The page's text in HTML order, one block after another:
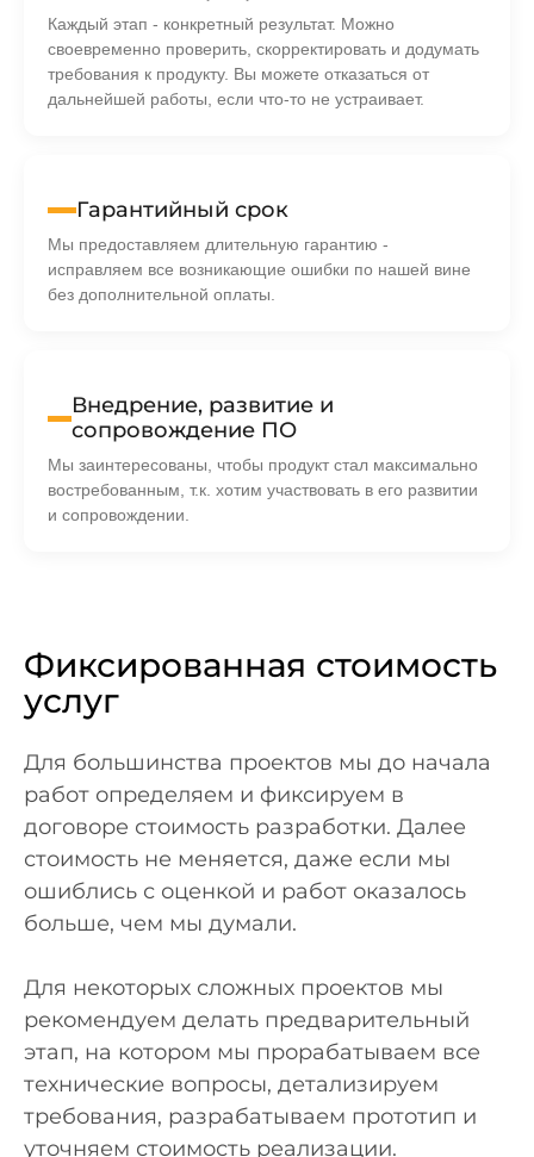
Каждый этап - конкретный результат. Можно
своевременно проверить, скорректировать и додумать
требования к продукту. Вы можете отказаться от
дальнейшей работы, если что-то не устраивает.
Гарантийный срок
Мы предоставляем длительную гарантию -
исправляем все возникающие ошибки по нашей вине
без дополнительной оплаты.
Внедрение, развитие и
сопровождение ПО
Мы заинтересованы, чтобы продукт стал максимально
востребованным, т.к. хотим участвовать в его развитии
и сопровождении.
Фиксированная стоимость
услуг
Для большинства проектов мы до начала
работ определяем и фиксируем в
договоре стоимость разработки. Далее
стоимость не меняется, даже если мы
ошиблись с оценкой и работ оказалось
больше, чем мы думали.
Для некоторых сложных проектов мы
рекомендуем делать предварительный
этап, на котором мы прорабатываем все
технические вопросы, детализируем
требования, разрабатываем прототип и
уточняем стоимость реализации.